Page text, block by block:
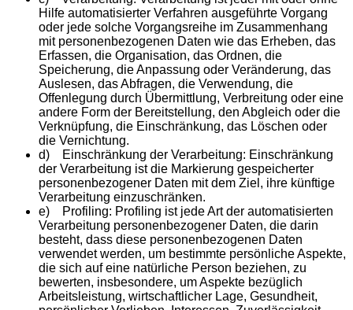
Hilfe automatisierter Verfahren ausgeführte Vorgang
oder jede solche Vorgangsreihe im Zusammenhang
mit personenbezogenen Daten wie das Erheben, das
Erfassen, die Organisation, das Ordnen, die
Speicherung, die Anpassung oder Veränderung, das
Auslesen, das Abfragen, die Verwendung, die
Offenlegung durch Übermittlung, Verbreitung oder eine
andere Form der Bereitstellung, den Abgleich oder die
Verknüpfung, die Einschränkung, das Löschen oder
die Vernichtung.
d) Einschränkung der Verarbeitung: Einschränkung
der Verarbeitung ist die Markierung gespeicherter
personenbezogener Daten mit dem Ziel, ihre künftige
Verarbeitung einzuschränken.
e) Profiling: Profiling ist jede Art der automatisierten
Verarbeitung personenbezogener Daten, die darin
besteht, dass diese personenbezogenen Daten
verwendet werden, um bestimmte persönliche Aspekte,
die sich auf eine natürliche Person beziehen, zu
bewerten, insbesondere, um Aspekte bezüglich
Arbeitsleistung, wirtschaftlicher Lage, Gesundheit,